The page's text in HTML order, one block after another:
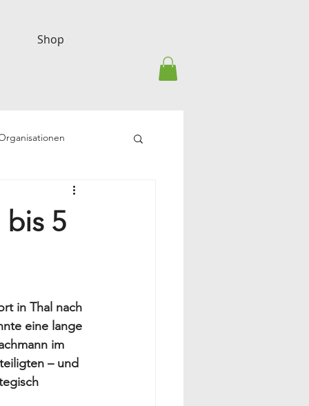
Shop
5
in Thal nach
eine lange
im
– und